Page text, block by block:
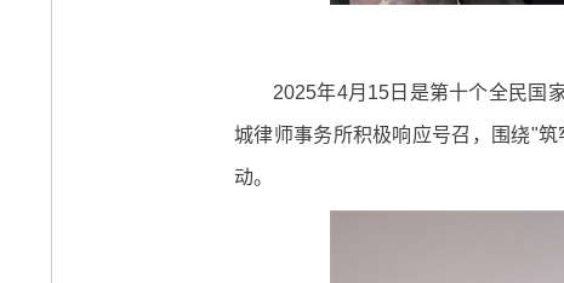
2025年4月15日是第十个全民国
城律师事务所积极响应号召，围绕"
动。